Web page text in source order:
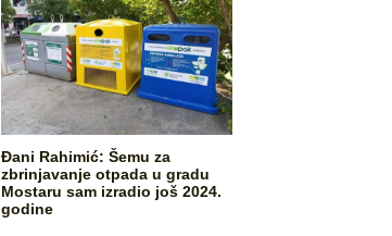
Đani Rahimić: Šemu za
zbrinjavanje otpada u gradu
Mostaru sam izradio još 2024.
godine